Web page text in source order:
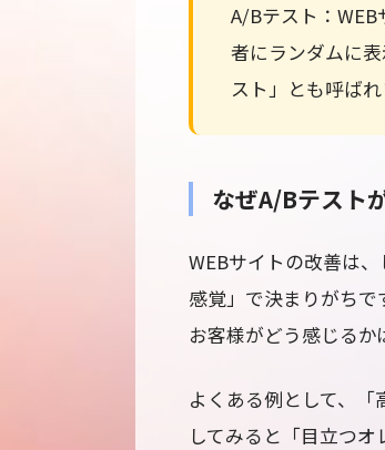
A/Bテスト：
者にランダムに
スト」とも呼ばれ
なぜA/Bテスト
WEBサイトの改善は
感覚」で決まりがち
お客様がどう感じるか
よくある例として、
してみると「目立つ